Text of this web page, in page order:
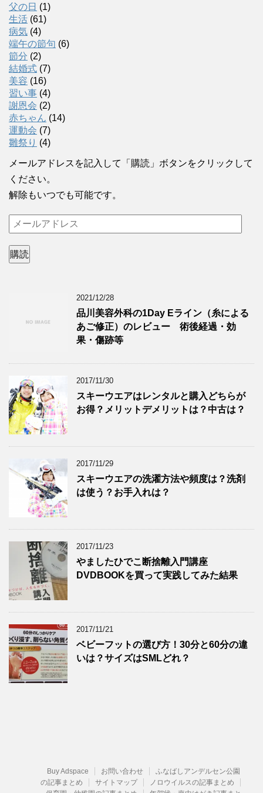
父の日 (1)
生活 (61)
病気 (4)
端午の節句 (6)
節分 (2)
結婚式 (7)
美容 (16)
習い事 (4)
謝恩会 (2)
赤ちゃん (14)
運動会 (7)
雛祭り (4)
メールアドレスを記入して「購読」ボタンをクリックして
ください。
解除もいつでも可能です。
メ
ル
購読
2021/12/28
品川美容外科の1Day Eライン（糸による
あご修正）のレビュー 術後経過・効
果・傷跡等
2017/11/30
スキーウエアはレンタルと購入どちらが
お得？メリットデメリットは？中古は？
2017/11/29
スキーウエアの洗濯方法や頻度は？洗剤
は使う？お手入れは？
2017/11/23
やましたひでこ断捨離入門講座
DVDBOOKを買って実践してみた結果
2017/11/21
ベビーフットの選び方！30分と60分の違
いは？サイズはSMLどれ？
Buy Adspace お問い合わせ
ふなばしアンデルセン公園
の記事まとめ
サイトマップ
ノロウイルスの記事まとめ